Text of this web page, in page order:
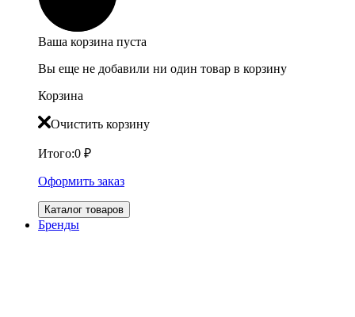
Ваша корзина пуста
Вы еще не добавили ни один товар в корзину
Корзина
Очистить корзину
Итого:0 ₽
Оформить заказ
Каталог товаров
Бренды